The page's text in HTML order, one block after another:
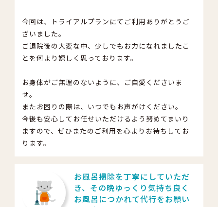
今回は、トライアルプランにてご利用ありがとうご
ざいました。
ご退院後の大変な中、少しでもお力になれましたこ
とを何より嬉しく思っております。
お身体がご無理のないように、ご自愛くださいま
せ。
またお困りの際は、いつでもお声がけください。
今後も安心してお任せいただけるよう努めてまいり
ますので、ぜひまたのご利用を心よりお待ちしてお
ります。
お風呂掃除を丁寧にしていただ
き、その晩ゆっくり気持ち良く
お風呂につかれて代行をお願い